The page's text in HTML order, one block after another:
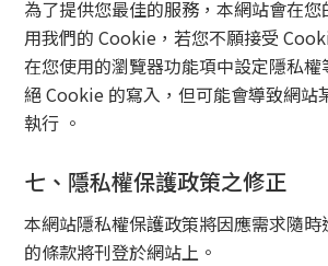
為了提供您最佳的服務，本網站會在
用我們的 Cookie，若您不願接受
在您使用的瀏覽器功能項中設定隱私
絕 Cookie 的寫入，但可能會導致網站
執行 。
七、隱私權保護政策之修正
本網站隱私權保護政策將因應需求隨
的條款將刊登於網站上。